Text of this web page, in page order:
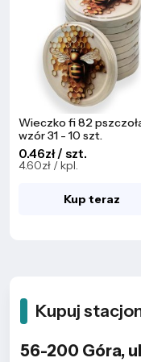
Wieczko fi 82
wzór 31 - 10 szt.
0.46zł / szt.
4.60zł / kpl.
Kup teraz
Kupuj
56-200 Góra,